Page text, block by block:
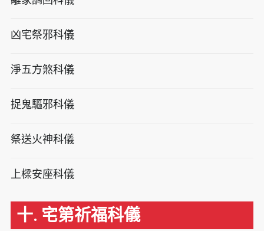
凶宅祭邪科儀
淨五方煞科儀
捉鬼驅邪科儀
祭送火神科儀
上樑安座科儀
十. 宅第祈福科儀